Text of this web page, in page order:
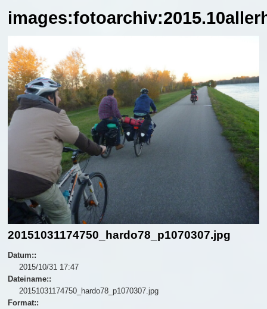
20151031174750_hardo78_p1070307.jpg
Datum::
2015/10/31 17:47
Dateiname::
20151031174750_hardo78_p1070307.jpg
Format::